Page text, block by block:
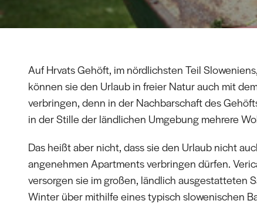
Auf Hrvats Gehöft, im nördlichsten Teil
können sie den Urlaub in freier Natur auch mit
verbringen, denn in der Nachbarschaft des
in der Stille der ländlichen Umgebung mehrere
Das heißt aber nicht, dass sie den Urlaub nicht
angenehmen Apartments verbringen dürfen.
versorgen sie im großen, ländlich ausgestatteten
Winter über mithilfe eines typisch slowenischen